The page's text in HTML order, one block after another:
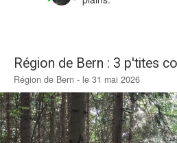
Région de Bern : 3 p'tites
Région de Bern - le 31 mai 2026